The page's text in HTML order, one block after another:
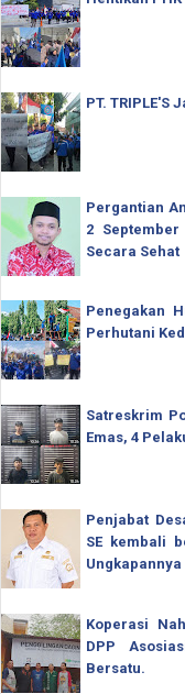
PT. TRIPLE'S
Pergantian
2
Secara Sehat
Penegakan
Perhutani
Satreskrim
Emas, 4
Penjabat
SE kembali
Ungkapannya
Koperasi
DPP
Bersatu.